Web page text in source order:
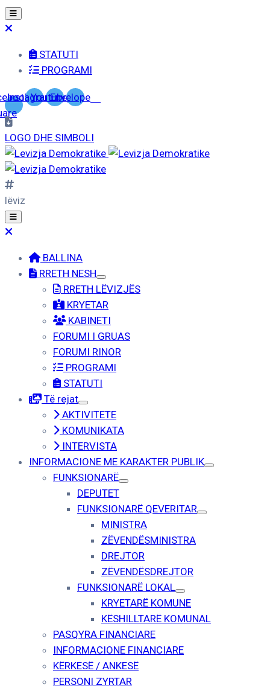
STATUTI
PROGRAMI
Instagram
YoutubeEnvelope
LOGO DHE SIMBOLI
lëviz
BALLINA
RRETH NESH
RRETH LËVIZJËS
KRYETAR
KABINETI
FORUMI I GRUAS
FORUMI RINOR
PROGRAMI
STATUTI
Të rejat
AKTIVITETE
KOMUNIKATA
INTERVISTA
INFORMACIONE ME KARAKTER PUBLIK
FUNKSIONARË
DEPUTET
FUNKSIONARË QEVERITAR
MINISTRA
ZËVENDËSMINISTRA
DREJTOR
ZËVENDËSDREJTOR
FUNKSIONARË LOKAL
KRYETARË KOMUNE
KËSHILLTARË KOMUNAL
PASQYRA FINANCIARE
INFORMACIONE FINANCIARE
KËRKESË / ANKESË
PERSONI ZYRTAR